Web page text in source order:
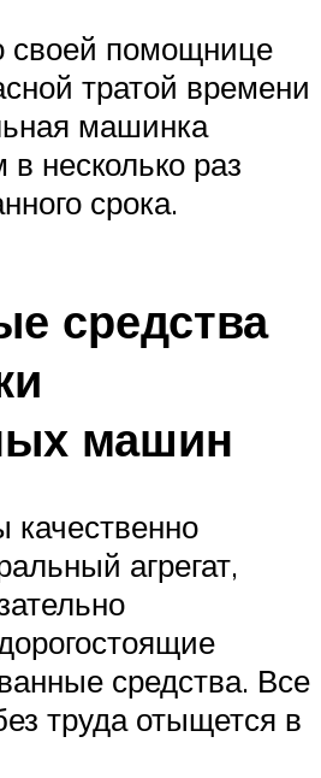
своей помощнице
тратой времени
машинка
несколько раз
срока.
средства
машин
качественно
агрегат,
средства. Все
труда отыщется в